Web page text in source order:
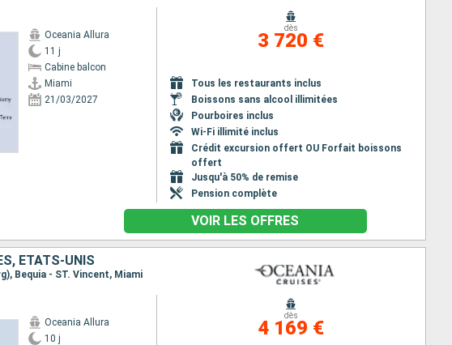
Oceania Allura
11 j
Cabine balcon
Miami
21/03/2027
dès
3 720 €
Tous les restaurants inclus
Boissons sans alcool illimitées
Pourboires inclus
Wi-Fi illimité inclus
Crédit excursion offert OU Forfait boissons
offert
Jusqu'à 50% de remise
Pension complète
VOIR LES OFFRES
ÉTATS-UNIS
Bequia - ST. Vincent, Miami
Oceania Allura
10 j
dès
4 169 €